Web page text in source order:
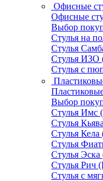
Офисные
Офисные
Выбор
Стулья на
Стулья
Стулья ИЗО
Стулья с
Выбор
Стулья Имс
Стулья
Стулья Кела
Стулья
Стулья Эска
Стулья Рич
Стулья с